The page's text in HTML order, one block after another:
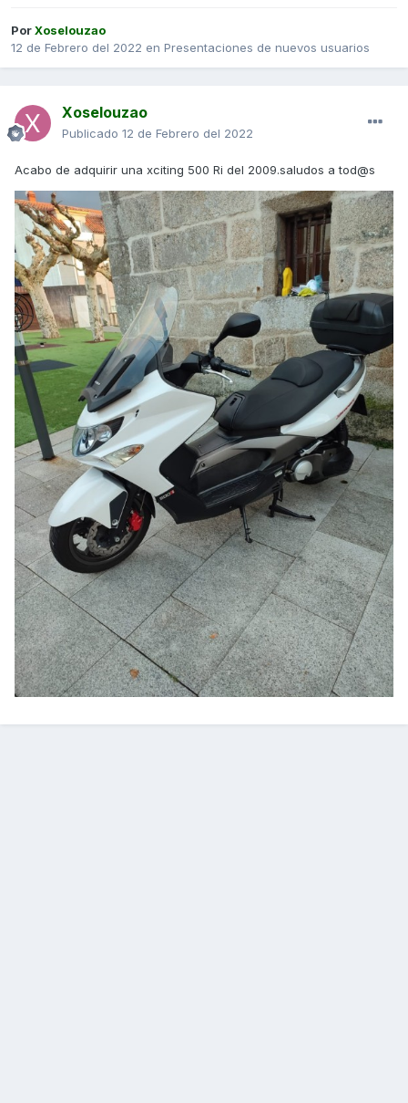
PorXoselouzao
12 de Febrero del 2022 en Presentaciones de nuevos usuarios
Xoselouzao
Publicado 12 de Febrero del 2022
Acabo de adquirir una xciting 500 Ri del 2009.saludos a tod@s